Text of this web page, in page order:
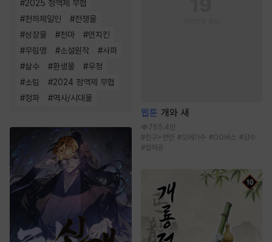
#2025 정액제 무협
#천하제일인 #전쟁물
#성장물 #천마 #먼치킨
#무림맹 #소설원작 #사파
#살수 #환생물 #우정
#소림 #2024 정액제 무협
#정파 #역사/시대물
웹툰 개와 새
765.4만
#친구>연인 #오메가수 #OO버스 #강수
#집착공